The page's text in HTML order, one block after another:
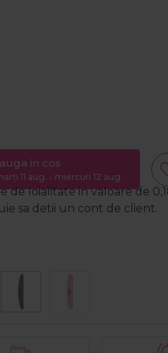
in cos
11 aug. - miercuri 12 aug.
de loialitate in valoare de
sa detii un cont de client.